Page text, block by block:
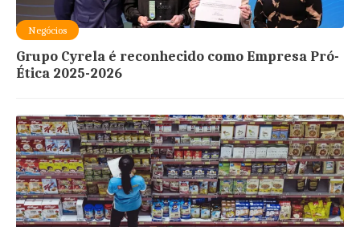
Negócios
Grupo Cyrela é reconhecido como Empresa Pró-
Ética 2025-2026